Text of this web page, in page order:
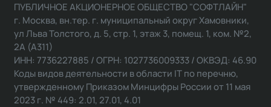
ПУБЛИЧНОЕ АКЦИОНЕРНОЕ ОБЩЕСТВО "СОФТЛАЙН"
г. Москва, вн.тер. г. муниципальный округ Хамовники,
ул Льва Толстого, д. 5, стр. 1, этаж 3, помещ. 1, ком. №2,
2А (А311)
ИНН: 7736227885 / ОГРН: 1027736009333 / ОКВЭД: 46.90
Коды видов деятельности в области IT по перечню,
утвержденному Приказом Минцифры России от 11 мая
2023 г. № 449: 2.01, 27.01, 4.01